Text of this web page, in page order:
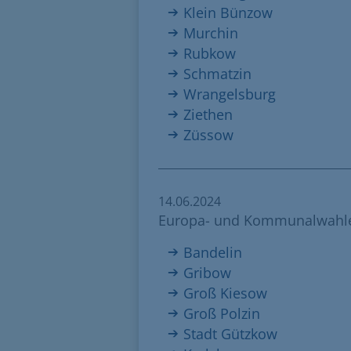
Klein Bünzow
Murchin
Rubkow
Schmatzin
Wrangelsburg
Ziethen
Züssow
14.06.2024
Europa- und
Bandelin
Gribow
Groß Kiesow
Groß Polzin
Stadt Gützkow